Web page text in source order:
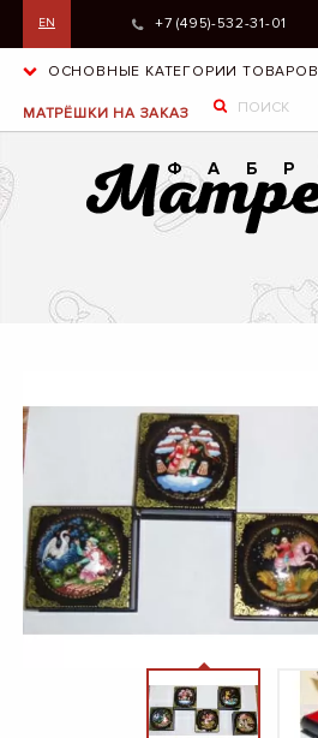
EN +7 (495)-532-31-01
ОСНОВНЫЕ КАТЕГОРИИ ТОВАРОВ
МАТРЁШКИ НА ЗАКАЗ